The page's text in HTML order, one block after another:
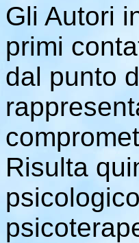
Gli Autori
primi
dal punto
Risulta